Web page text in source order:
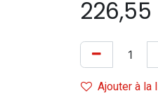
226,55
Ajouter à la